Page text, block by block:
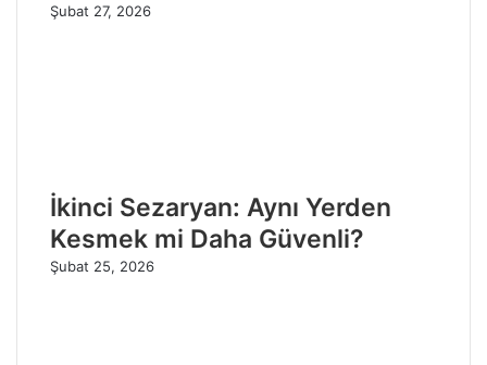
Şubat 27, 2026
İkinci Sezaryan: Aynı Yerden
Kesmek mi Daha Güvenli?
Şubat 25, 2026